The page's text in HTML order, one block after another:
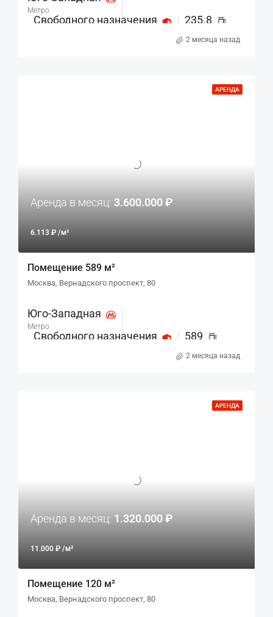
Метро
Свободного назначения 235.8
2 месяца назад
АРЕНДА
Аренда в месяц: 3.600.000 ₽
6.113 ₽ /м²
Помещение 589 м²
Москва, Вернадского проспект, 80
Юго-Западная
Метро
Свободного назначения 589
2 месяца назад
АРЕНДА
Аренда в месяц: 1.320.000 ₽
11.000 ₽ /м²
Помещение 120 м²
Москва, Вернадского проспект, 80